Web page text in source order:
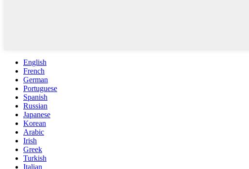
English
French
German
Portuguese
Spanish
Russian
Japanese
Korean
Arabic
Irish
Greek
Turkish
Italian